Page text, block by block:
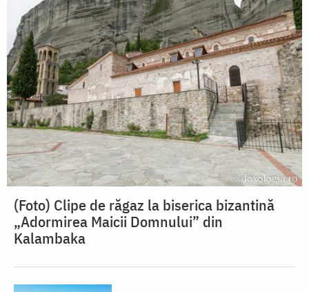
(Foto) Clipe de răgaz la biserica bizantină
„Adormirea Maicii Domnului” din
Kalambaka